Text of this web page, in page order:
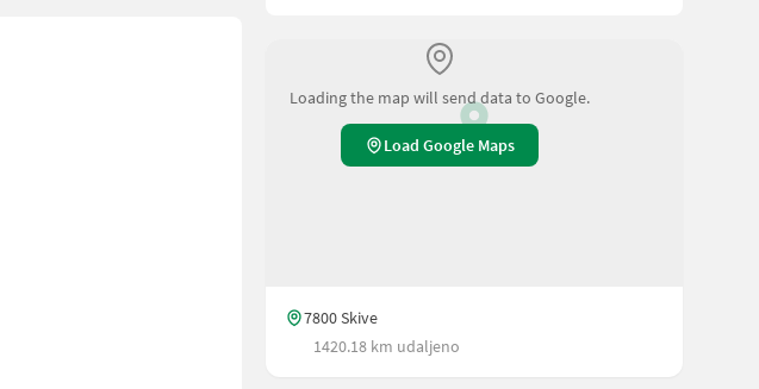
Loading the map will send data to Google.
Load Google Maps
7800 Skive
1420.18 km udaljeno